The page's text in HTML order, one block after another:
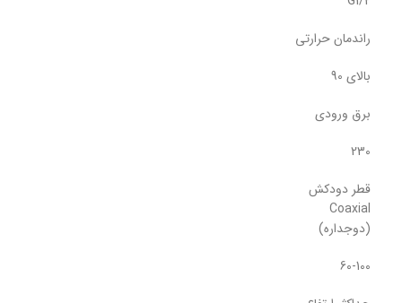
راندمان حرارتی
بالای 90
برق ورودی
230
قطر دودکش
Coaxial
(دوجداره)
60-100